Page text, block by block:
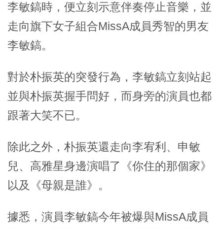
李敏鎬時，便立刻示意伴奏停止音樂，並
走向旗下女子組合MissA成員秀智的男友
李敏鎬。
對於朴振英的突發行為，李敏鎬立刻站起
並與朴振英握手問好，而身旁的演員也都
跟著大笑不已。
除此之外，朴振英還走向李宥利、申敏
兒、高雅星身邊演唱了《你住的那個家》
以及《母親是誰》。
據悉，演員李敏鎬今年被爆與MissA成員